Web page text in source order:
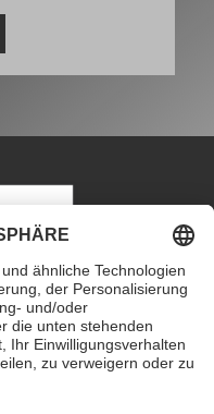
| Wüstenbuch 26
| +49 9555 80994